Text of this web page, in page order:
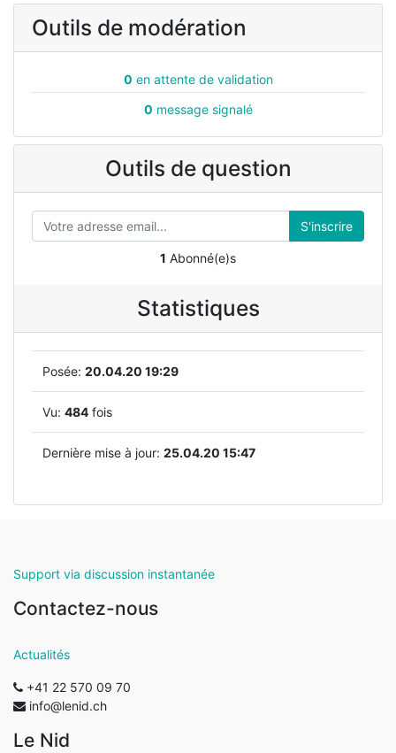
Outils de modération
0 en attente de validation
0 message signalé
Outils de question
S'inscrire
1 Abonné(e)s
Statistiques
Posée: 20.04.20 19:29
Vu: 484 fois
Dernière mise à jour: 25.04.20 15:47
Support via discussion instantanée
Contactez-nous
Actualités
+41 22 570 09 70
info@lenid.ch
Le Nid